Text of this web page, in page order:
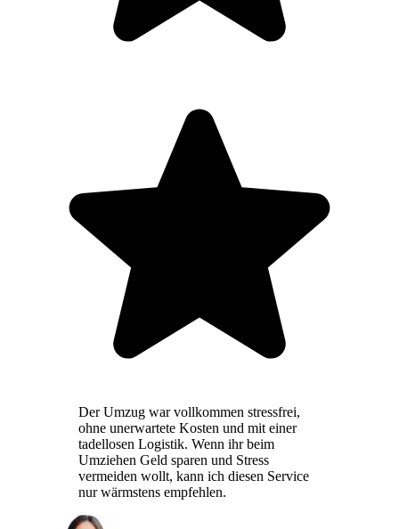
Der Umzug war vollkommen stressfrei,
ohne unerwartete Kosten und mit einer
tadellosen Logistik. Wenn ihr beim
Umziehen Geld sparen und Stress
vermeiden wollt, kann ich diesen Service
nur wärmstens empfehlen.